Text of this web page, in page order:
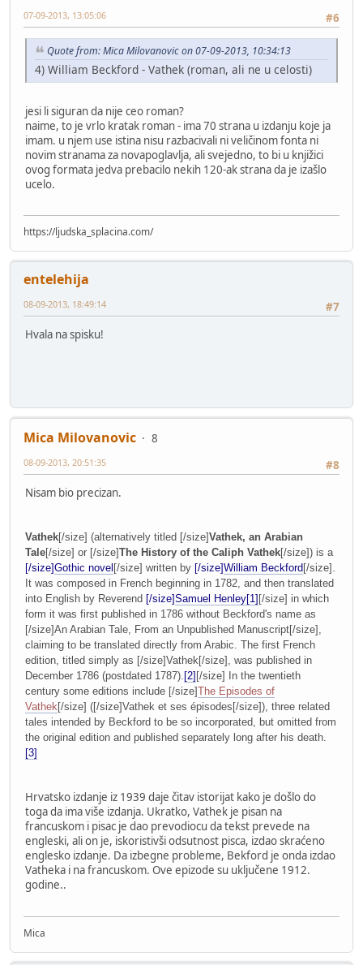
#6
07-09-2013, 13:05:06
Quote from: Mica Milovanovic on 07-09-2013, 10:34:13
4) William Beckford - Vathek (roman, ali ne u celosti)
jesi li siguran da nije ceo roman?
naime, to je vrlo kratak roman - ima 70 strana u izdanju koje ja
imam. u njem use istina nisu razbacivali ni veličinom fonta ni
novim stranama za novapoglavlja, ali svejedno, to bi u knjižici
ovog formata jedva prebacilo nekih 120-ak strana da je izašlo
ucelo.
https://ljudska_splacina.com/
entelehija
#7
08-09-2013, 18:49:14
Hvala na spisku!
Mica Milovanovic
8
#8
08-09-2013, 20:51:35
Nisam bio precizan.
Vathek[/size] (alternatively titled [/size]Vathek, an Arabian
Tale[/size] or [/size]The History of the Caliph Vathek[/size]) is a
[/size]Gothic novel [/size] written by [/size]William Beckford [/size] .
It was composed in French beginning in 1782, and then translated
into English by Reverend [/size]Samuel Henley[1] [/size] in which
form it was first published in 1786 without Beckford's name as
[/size]An Arabian Tale, From an Unpublished Manuscript[/size] ,
claiming to be translated directly from Arabic. The first French
edition, titled simply as [/size]Vathek[/size] , was published in
December 1786 (postdated 1787). [2] [/size]
In the twentieth
century some editions include [/size]The Episodes of
Vathek[/size] ([/size]Vathek et ses épisodes [/size]), three related
tales intended by Beckford to be so incorporated, but omitted from
the original edition and published separately long after his death.
[3]
Hrvatsko izdanje iz 1939 daje čitav istorijat kako je došlo do
toga da ima više izdanja. Ukratko, Vathek je pisan na
francuskom i pisac je dao prevodiocu da tekst prevede na
engleski, ali on je, iskoristivši odsutnost pisca, izdao skraćeno
englesko izdanje. Da izbegne probleme, Bekford je onda izdao
Vatheka i na francuskom. Ove epizode su uključene 1912.
godine..
Mica